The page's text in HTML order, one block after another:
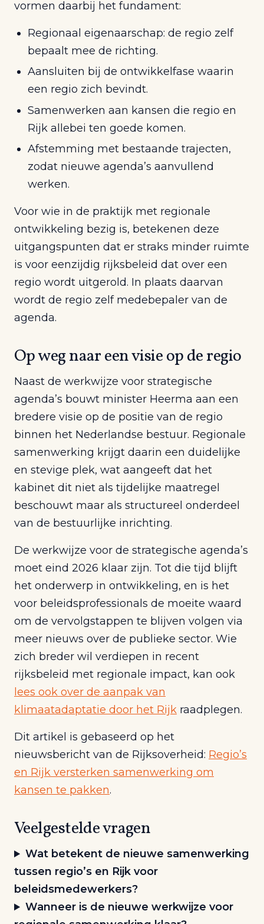
vormen daarbij het fundament:
Regionaal eigenaarschap: de regio zelf
bepaalt mee de richting.
Aansluiten bij de ontwikkelfase waarin
een regio zich bevindt.
Samenwerken aan kansen die regio en
Rijk allebei ten goede komen.
Afstemming met bestaande trajecten,
zodat nieuwe agenda’s aanvullend
werken.
Voor wie in de praktijk met regionale
ontwikkeling bezig is, betekenen deze
uitgangspunten dat er straks minder ruimte
is voor eenzijdig rijksbeleid dat over een
regio wordt uitgerold. In plaats daarvan
wordt de regio zelf medebepaler van de
agenda.
Op weg naar een visie op de regio
Naast de werkwijze voor strategische
agenda’s bouwt minister Heerma aan een
bredere visie op de positie van de regio
binnen het Nederlandse bestuur. Regionale
samenwerking krijgt daarin een duidelijke
en stevige plek, wat aangeeft dat het
kabinet dit niet als tijdelijke maatregel
beschouwt maar als structureel onderdeel
van de bestuurlijke inrichting.
De werkwijze voor de strategische agenda’s
moet eind 2026 klaar zijn. Tot die tijd blijft
het onderwerp in ontwikkeling, en is het
voor beleidsprofessionals de moeite waard
om de vervolgstappen te blijven volgen via
meer nieuws over de publieke sector. Wie
zich breder wil verdiepen in recent
rijksbeleid met regionale impact, kan ook
lees ook over de aanpak van
klimaatadaptatie door het Rijk raadplegen.
Dit artikel is gebaseerd op het
nieuwsbericht van de Rijksoverheid: Regio’s
en Rijk versterken samenwerking om
kansen te pakken.
Veelgestelde vragen
Wat betekent de nieuwe samenwerking
tussen regio’s en Rijk voor
beleidsmedewerkers?
Wanneer is de nieuwe werkwijze voor